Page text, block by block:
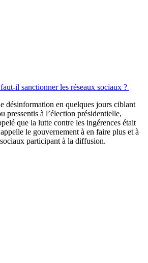
il sanctionner les réseaux sociaux ?
désinformation en quelques jours ciblant
pressentis à l’élection présidentielle,
que la lutte contre les ingérences était
le gouvernement à en faire plus et à
participant à la diffusion.